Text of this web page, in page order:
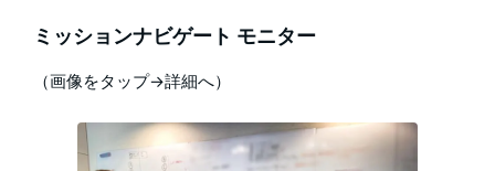
ミッションナビゲート モニター
（画像をタップ→詳細へ）